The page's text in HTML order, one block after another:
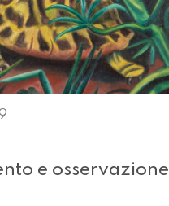
e osservazione